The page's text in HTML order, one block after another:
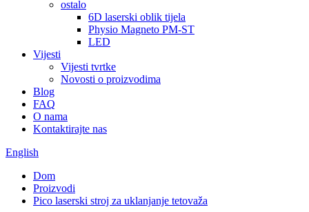
ostalo
6D laserski oblik tijela
Physio Magneto PM-ST
LED
Vijesti
Vijesti tvrtke
Novosti o proizvodima
Blog
FAQ
O nama
Kontaktirajte nas
English
Dom
Proizvodi
Pico laserski stroj za uklanjanje tetovaža